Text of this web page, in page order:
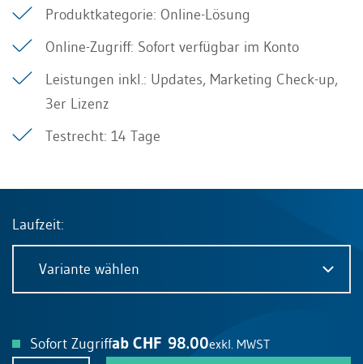
Produktkategorie: Online-Lösung
Online-Zugriff: Sofort verfügbar im Konto
Leistungen inkl.: Updates, Marketing Check-up,
3er Lizenz
Testrecht: 14 Tage
Laufzeit:
Variante wählen
Sofort Zugriffab CHF 98.00exkl. MWST